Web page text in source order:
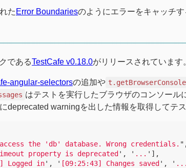
た Error Boundariesのようにエラーをキャッチ
であるTestCafe v0.18.0がリリースされています
angular-selectorsの追加や
はテストを実行したブラウザのコンソー
deprecated warningを出した情報を取得してテ
access the 'db' database. Wrong credentials. "
property is deprecated ' , ' ... ' ],
Logged in' , ' [09:25:43] Changes saved ' , ' ...